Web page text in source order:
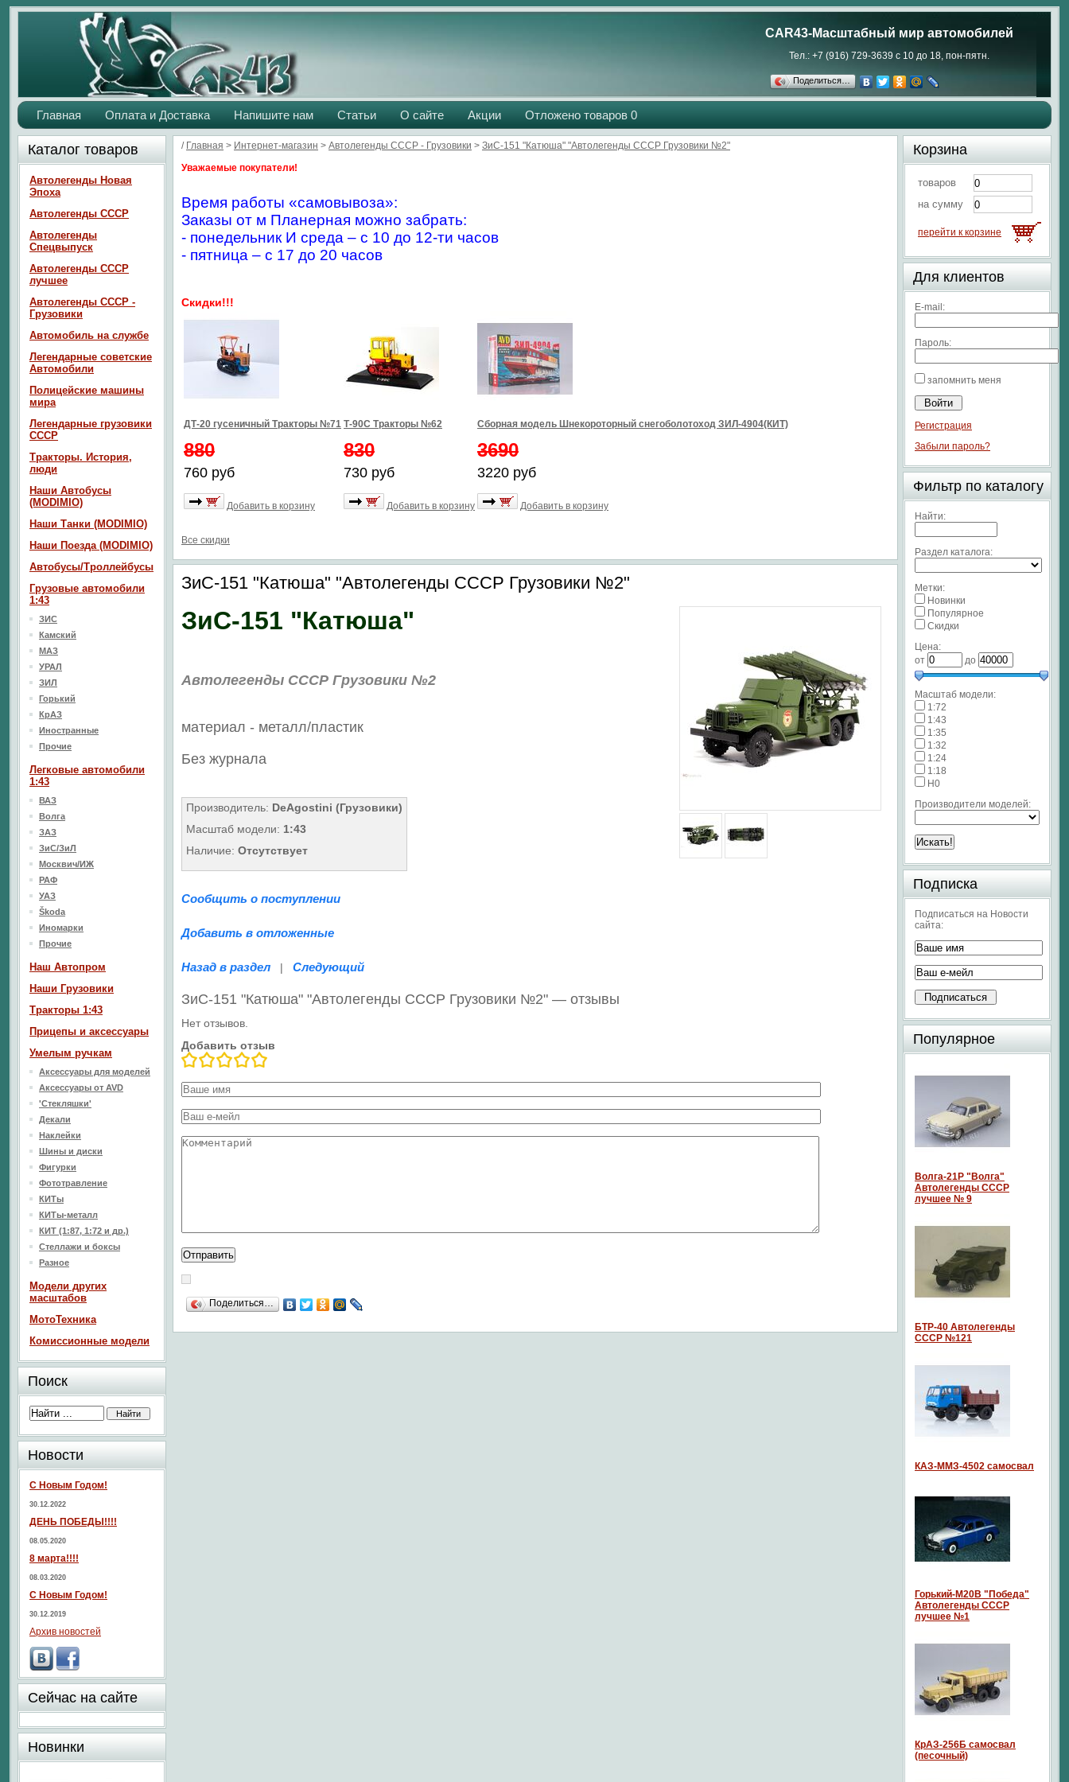
CAR43-Масштабный мир автомобилей
Тел.: +7 (916) 729-3639 с 10 до 18, пон-пятн.
Поделиться…
Главная Оплата и Доставка Напишите нам Статьи О сайте Акции Отложено товаров 0
/ Главная > Интернет-магазин > Автолегенды СССР - Грузовики > ЗиС-151 "Катюша" "Автолегенды СССР Грузовики №2"
Уважаемые покупатели!
Время работы «самовывоза»:
Заказы от м Планерная можно забрать:
- понедельник И среда – с 10 до 12-ти часов
- пятница – с 17 до 20 часов
Скидки!!!
ДТ-20 гусеничный Тракторы №71
880
760 руб
Добавить в корзину
Т-90С Тракторы №62
830
730 руб
Добавить в корзину
Сборная модель Шнекороторный снегоболотоход ЗИЛ-4904(КИТ)
3690
3220 руб
Добавить в корзину
Все скидки
ЗиС-151 "Катюша" "Автолегенды СССР Грузовики №2"
ЗиС-151 "Катюша"
Автолегенды СССР Грузовики №2
материал - металл/пластик
Без журнала
Производитель: DeAgostini (Грузовики)
Масштаб модели: 1:43
Наличие: Отсутствует
Сообщить о поступлении
Добавить в отложенные
Назад в раздел | Следующий
ЗиС-151 "Катюша" "Автолегенды СССР Грузовики №2" — отзывы
Нет отзывов.
Добавить отзыв
Поделиться…
Каталог товаров
Автолегенды Новая
Эпоха
Автолегенды СССР
Автолегенды
Спецвыпуск
Автолегенды СССР
лучшее
Автолегенды СССР -
Грузовики
Автомобиль на службе
Легендарные советские
Автомобили
Полицейские машины
мира
Легендарные грузовики
СССР
Тракторы. История,
люди
Наши Автобусы
(MODIMIO)
Наши Танки (MODIMIO)
Наши Поезда (MODIMIO)
Автобусы/Троллейбусы
Грузовые автомобили
1:43
ЗИС
Камский
МАЗ
УРАЛ
ЗИЛ
Горький
КрАЗ
Иностранные
Прочие
Легковые автомобили
1:43
ВАЗ
Волга
ЗАЗ
ЗиС/ЗиЛ
Москвич/ИЖ
РАФ
УАЗ
Škoda
Иномарки
Прочие
Наш Aвтопром
Наши Грузовики
Тракторы 1:43
Прицепы и аксессуары
Умелым ручкам
Аксессуары для моделей
Аксессуары от AVD
'Стекляшки'
Декали
Наклейки
Шины и диски
Фигурки
Фототравление
КИТы
КИТы-металл
КИТ (1:87, 1:72 и др.)
Стеллажи и боксы
Разное
Модели других
масштабов
МотоТехника
Комиссионные модели
Поиск
Новости
С Новым Годом!
30.12.2022
ДЕНЬ ПОБЕДЫ!!!!
08.05.2020
8 марта!!!!
08.03.2020
С Новым Годом!
30.12.2019
Архив новостей
Сейчас на сайте
Новинки
Корзина
товаров
на сумму
перейти к корзине
Для клиентов
E-mail:
Пароль:
запомнить меня
Регистрация
Забыли пароль?
Фильтр по каталогу
Найти:
Раздел каталога:
Метки:
Новинки
Популярное
Скидки
Цена:
от
до
Масштаб модели:
1:72
1:43
1:35
1:32
1:24
1:18
H0
Производители моделей:
Подписка
Подписаться на Новости
сайта:
Популярное
Волга-21P "Волга"
Автолегенды СССР
лучшее № 9
БТР-40 Автолегенды
СССР №121
КАЗ-ММЗ-4502 самосвал
Горький-М20В "Победа"
Автолегенды СССР
лучшее №1
КрАЗ-256Б самосвал
(песочный)